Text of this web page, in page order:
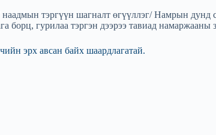
тэргүүн шагналт өгүүллэг/ Намрын дунд
борц, гурилаа тэргэн дээрээ тавиад
эрх авсан байх шаардлагатай.